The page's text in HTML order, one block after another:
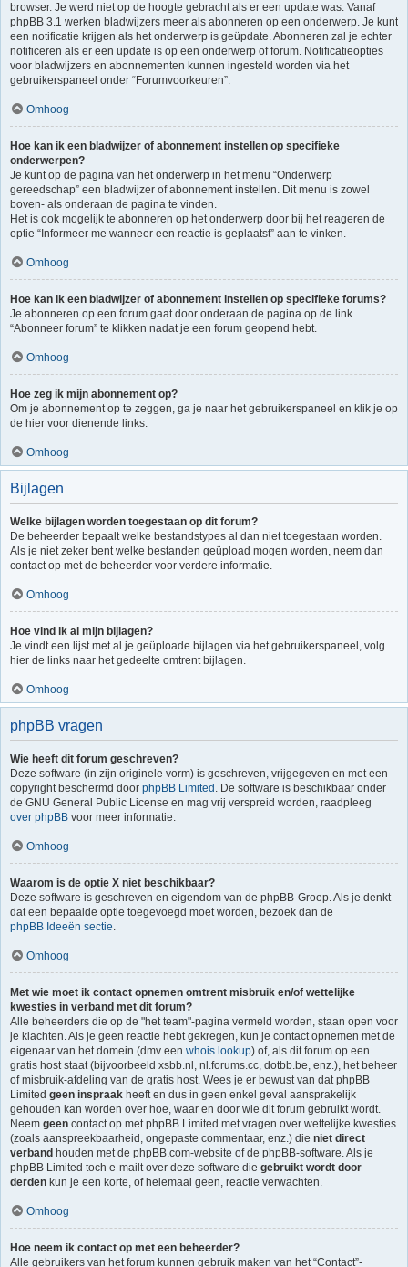
browser. Je werd niet op de hoogte gebracht als er een update was. Vanaf
phpBB 3.1 werken bladwijzers meer als abonneren op een onderwerp. Je kunt
een notificatie krijgen als het onderwerp is geüpdate. Abonneren zal je echter
notificeren als er een update is op een onderwerp of forum. Notificatieopties
voor bladwijzers en abonnementen kunnen ingesteld worden via het
gebruikerspaneel onder “Forumvoorkeuren”.
Omhoog
Hoe kan ik een bladwijzer of abonnement instellen op specifieke
onderwerpen?
Je kunt op de pagina van het onderwerp in het menu “Onderwerp
gereedschap” een bladwijzer of abonnement instellen. Dit menu is zowel
boven- als onderaan de pagina te vinden.
Het is ook mogelijk te abonneren op het onderwerp door bij het reageren de
optie “Informeer me wanneer een reactie is geplaatst” aan te vinken.
Omhoog
Hoe kan ik een bladwijzer of abonnement instellen op specifieke forums?
Je abonneren op een forum gaat door onderaan de pagina op de link
“Abonneer forum” te klikken nadat je een forum geopend hebt.
Omhoog
Hoe zeg ik mijn abonnement op?
Om je abonnement op te zeggen, ga je naar het gebruikerspaneel en klik je op
de hier voor dienende links.
Omhoog
Bijlagen
Welke bijlagen worden toegestaan op dit forum?
De beheerder bepaalt welke bestandstypes al dan niet toegestaan worden.
Als je niet zeker bent welke bestanden geüpload mogen worden, neem dan
contact op met de beheerder voor verdere informatie.
Omhoog
Hoe vind ik al mijn bijlagen?
Je vindt een lijst met al je geüploade bijlagen via het gebruikerspaneel, volg
hier de links naar het gedeelte omtrent bijlagen.
Omhoog
phpBB vragen
Wie heeft dit forum geschreven?
Deze software (in zijn originele vorm) is geschreven, vrijgegeven en met een
copyright beschermd door phpBB Limited . De software is beschikbaar onder
de GNU General Public License en mag vrij verspreid worden, raadpleeg
over phpBB voor meer informatie.
Omhoog
Waarom is de optie X niet beschikbaar?
Deze software is geschreven en eigendom van de phpBB-Groep. Als je denkt
dat een bepaalde optie toegevoegd moet worden, bezoek dan de
phpBB Ideeën sectie.
Omhoog
Met wie moet ik contact opnemen omtrent misbruik en/of wettelijke
kwesties in verband met dit forum?
Alle beheerders die op de "het team"-pagina vermeld worden, staan open voor
je klachten. Als je geen reactie hebt gekregen, kun je contact opnemen met de
eigenaar van het domein (dmv een whois lookup) of, als dit forum op een
gratis host staat (bijvoorbeeld xsbb.nl, nl.forums.cc, dotbb.be, enz.), het beheer
of misbruik-afdeling van de gratis host. Wees je er bewust van dat phpBB
Limited geen inspraak heeft en dus in geen enkel geval aansprakelijk
gehouden kan worden over hoe, waar en door wie dit forum gebruikt wordt.
Neem geen contact op met phpBB Limited met vragen over wettelijke kwesties
(zoals aanspreekbaarheid, ongepaste commentaar, enz.) die niet direct
verband houden met de phpBB.com-website of de phpBB-software. Als je
phpBB Limited toch e-mailt over deze software die gebruikt wordt door
derden kun je een korte, of helemaal geen, reactie verwachten.
Omhoog
Hoe neem ik contact op met een beheerder?
Alle gebruikers van het forum kunnen gebruik maken van het “Contact”-